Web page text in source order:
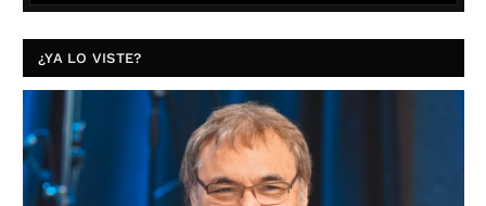
¿YA LO VISTE?